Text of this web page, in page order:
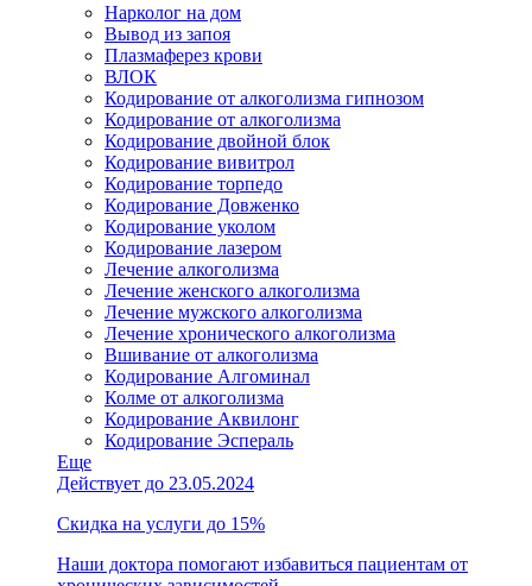
Нарколог на дом
Вывод из запоя
Плазмаферез крови
ВЛОК
Кодирование от алкоголизма гипнозом
Кодирование от алкоголизма
Кодирование двойной блок
Кодирование вивитрол
Кодирование торпедо
Кодирование Довженко
Кодирование уколом
Кодирование лазером
Лечение алкоголизма
Лечение женского алкоголизма
Лечение мужского алкоголизма
Лечение хронического алкоголизма
Вшивание от алкоголизма
Кодирование Алгоминал
Колме от алкоголизма
Кодирование Аквилонг
Кодирование Эспераль
Еще
Действует до 23.05.2024
Скидка на услуги до 15%
Наши доктора помогают избавиться пациентам от